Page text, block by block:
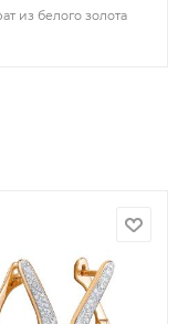
из белого золота